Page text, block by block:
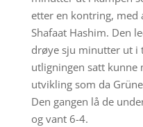
etter en kontring, med
Shafaat Hashim. Den
drøye sju minutter ut i
utligningen satt kunne
utvikling som da
Den gangen lå de
og vant 6-4.